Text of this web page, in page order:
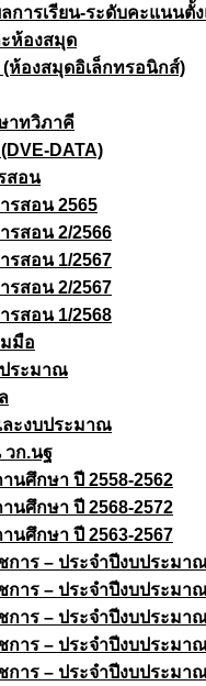
การเรียน-ระดับคะแนนตั้
ะห้องสมุด
(ห้องสมุดอิเล็กทรอนิกส์)
าทวิภาคี
DATA)
สอน
รสอน 2565
รสอน 2/2566
รสอน 1/2567
รสอน 2/2567
รสอน 1/2568
มมือ
ประมาณ
ละงบประมาณ
ก.นฐ
นศึกษา ปี 2558-2562
นศึกษา ปี 2568-2572
นศึกษา ปี 2563-2567
การ – ประจำปีงบประมา
การ – ประจำปีงบประมา
การ – ประจำปีงบประมา
การ – ประจำปีงบประมา
การ – ประจำปีงบประมา